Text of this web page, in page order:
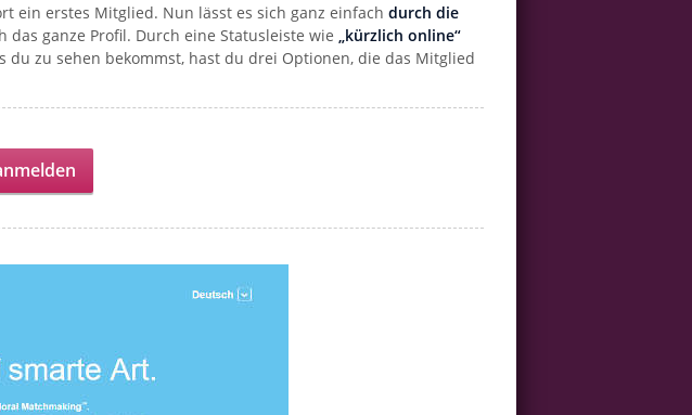
ein erstes Mitglied. Nun lässt es sich ganz einfach durch die
ganze Profil. Durch eine Statusleiste wie „kürzlich online“
zu sehen bekommst, hast du drei Optionen, die das Mitglied